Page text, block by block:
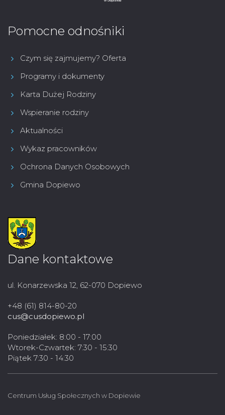
Pomocne odnośniki
Czym się zajmujemy? Oferta
Programy i dokumenty
Karta Dużej Rodziny
Wspieranie rodziny
Aktualności
Wykaz pracowników
Ochrona Danych Osobowych
Gmina Dopiewo
Dane kontaktowe
ul. Konarzewska 12, 62-070 Dopiewo
+48 (61) 814-80-20
cus@cusdopiewo.pl
Poniedziałek: 8:00 - 17:00
Wtorek-Czwartek: 7:30 - 15:30
Piątek 7:30 - 14:30
Centrum Usług Społecznych w Dopiewie